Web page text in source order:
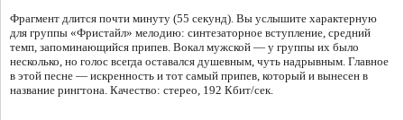
Фрагмент длится почти минуту (55 секунд). Вы услышите характерную
для группы «Фристайл» мелодию: синтезаторное вступление, средний
темп, запоминающийся припев. Вокал мужской — у группы их было
несколько, но голос всегда оставался душевным, чуть надрывным. Главное
в этой песне — искренность и тот самый припев, который и вынесен в
название рингтона. Качество: стерео, 192 Кбит/сек.